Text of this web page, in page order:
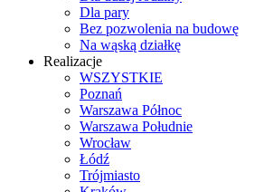
Dla pary
Bez pozwolenia na budowę
Na wąską działkę
Realizacje
WSZYSTKIE
Poznań
Warszawa Północ
Warszawa Południe
Wrocław
Łódź
Trójmiasto